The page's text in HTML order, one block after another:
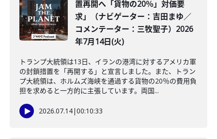
置再開へ「貨物の20％」対価要
求」（ナビゲーター：吉田まゆ／
コメンテーター：三牧聖子）2026
年7月14日(火)
トランプ大統領は13日、イランの港湾に対するアメリカ軍
の封鎖措置を「再開する」と宣言しました。また、トラン
プ大統領は、ホルムズ海峡を通過する貨物の20％の費用負
担を求めると一方的に主張しています。両国...
2026.07.14|00:10:33